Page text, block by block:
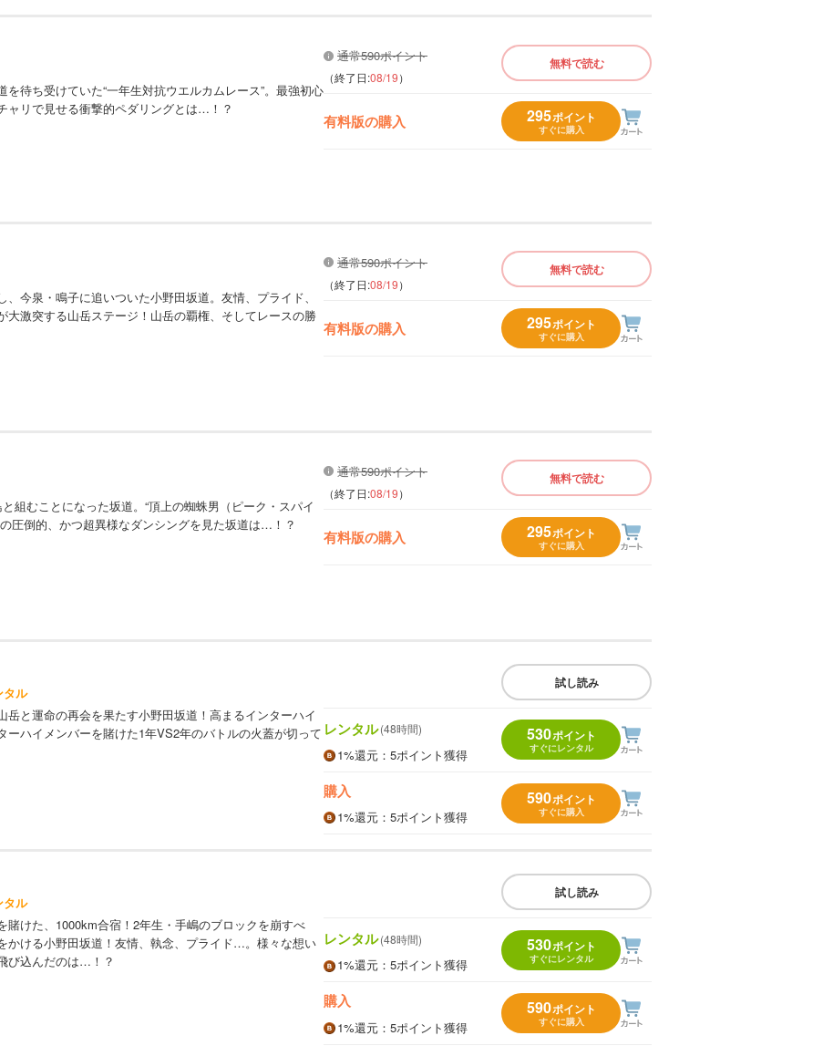
を待ち受けていた“一年生対抗ウエルカムレース”。最強初心
ャリで見せる衝撃的ペダリングとは…！？
通常590ポイント
（終了日:08/19）
無料で読む
有料版の購入 295ポイント
すぐに購入
、今泉・鳴子に追いついた小野田坂道。友情、プライド、
大激突する山岳ステージ！山岳の覇権、そしてレースの勝
通常590ポイント
（終了日:08/19）
無料で読む
有料版の購入 295ポイント
すぐに購入
組むことになった坂道。“頂上の蜘蛛男（ピーク・スパイ
圧倒的、かつ超異様なダンシングを見た坂道は…！？
通常590ポイント
（終了日:08/19）
無料で読む
有料版の購入 295ポイント
すぐに購入
タル
岳と運命の再会を果たす小野田坂道！高まるインターハイ
ーハイメンバーを賭けた1年VS2年のバトルの火蓋が切って
試し読み
レンタル(48時間)
1%還元 ：5ポイント獲得
530ポイント
すぐにレンタル
購入
1%還元 ：5ポイント獲得
590ポイント
すぐに購入
タル
賭けた、1000km合宿！2年生・手嶋のブロックを崩すべ
かける小野田坂道！友情、執念、プライド…。様々な想い
び込んだのは…！？
試し読み
レンタル(48時間)
1%還元 ：5ポイント獲得
530ポイント
すぐにレンタル
購入
1%還元 ：5ポイント獲得
590ポイント
すぐに購入